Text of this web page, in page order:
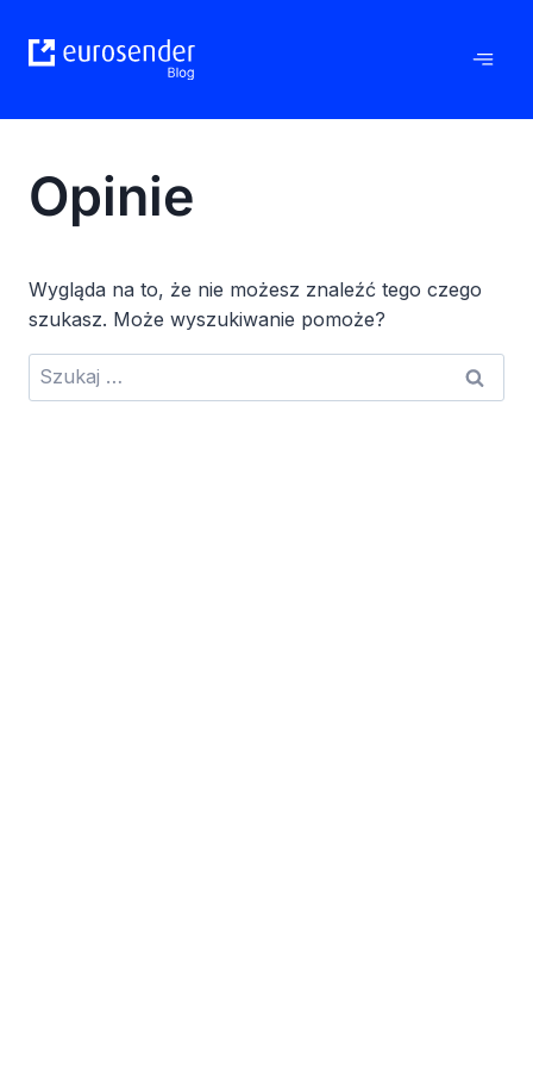
treści
Opinie
Wygląda na to, że nie możesz znaleźć tego czego
szukasz. Może wyszukiwanie pomoże?
Szukaj: